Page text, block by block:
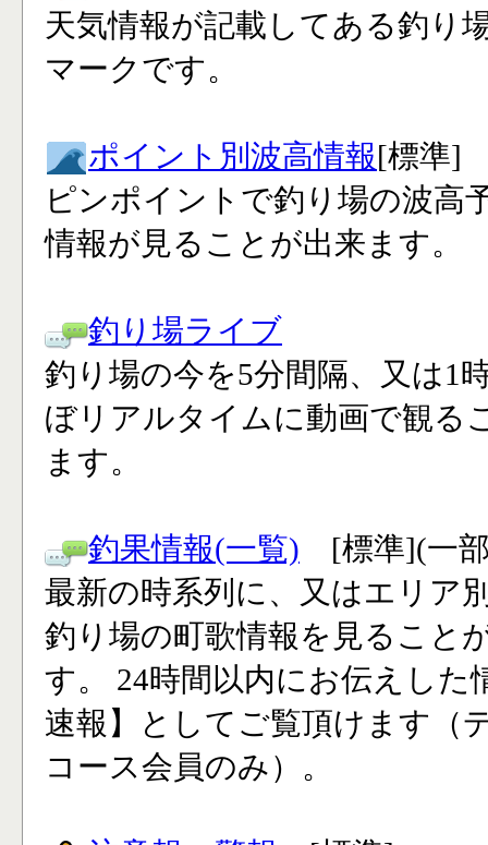
天気情報が記載してある釣り
マークです。
ポイント別波高情報[標準]
ピンポイントで釣り場の波高
情報が見ることが出来ます。
釣り場ライブ
釣り場の今を5分間隔、又は1
ぼリアルタイムに動画で観る
ます。
釣果情報(一覧) [標準](一
最新の時系列に、又はエリア
釣り場の町歌情報を見ること
す。 24時間以内にお伝えした
速報】としてご覧頂けます（
コース会員のみ）。